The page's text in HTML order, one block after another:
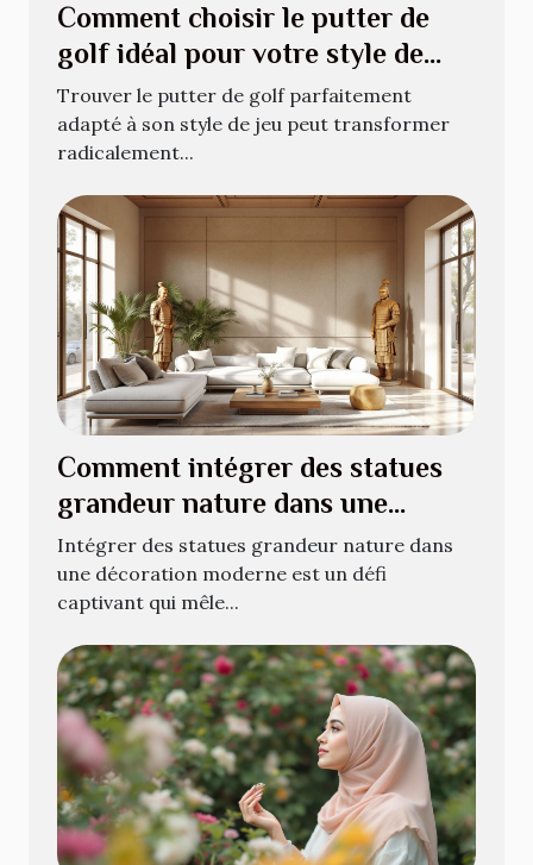
Comment choisir le putter de
golf idéal pour votre style de
jeu ?
Trouver le putter de golf parfaitement
adapté à son style de jeu peut transformer
radicalement...
Comment intégrer des statues
grandeur nature dans une
décoration moderne ?
Intégrer des statues grandeur nature dans
une décoration moderne est un défi
captivant qui mêle...